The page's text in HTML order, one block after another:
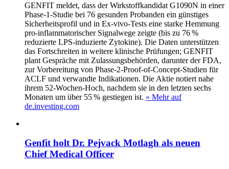
GENFIT meldet, dass der Wirkstoffkandidat G1090N in einer
Phase‑1‑Studie bei 76 gesunden Probanden ein günstiges
Sicherheitsprofil und in Ex‑vivo‑Tests eine starke Hemmung
pro‑inflammatorischer Signalwege zeigte (bis zu 76 %
reduzierte LPS‑induzierte Zytokine). Die Daten unterstützen
das Fortschreiten in weitere klinische Prüfungen; GENFIT
plant Gespräche mit Zulassungsbehörden, darunter der FDA,
zur Vorbereitung von Phase‑2‑Proof‑of‑Concept‑Studien für
ACLF und verwandte Indikationen. Die Aktie notiert nahe
ihrem 52‑Wochen‑Hoch, nachdem sie in den letzten sechs
Monaten um über 55 % gestiegen ist. » Mehr auf
de.investing.com
Genfit holt Dr. Pejvack Motlagh als neuen
Chief Medical Officer